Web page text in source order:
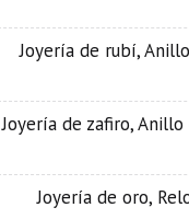
Joyería de rubí,
Joyería de zafiro,
Joyería de oro,